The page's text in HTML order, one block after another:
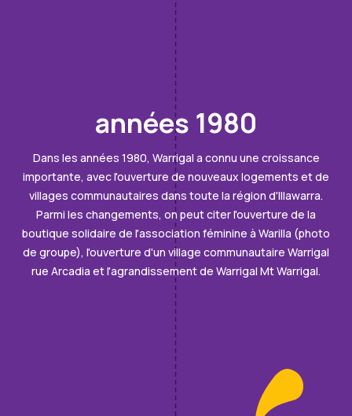
années 1980
Dans les années 1980, Warrigal a connu une croissance
importante, avec l'ouverture de nouveaux logements et de
villages communautaires dans toute la région d'Illawarra.
Parmi les changements, on peut citer l'ouverture de la
boutique solidaire de l'association féminine à Warilla (photo
de groupe), l'ouverture d'un village communautaire Warrigal
rue Arcadia et l'agrandissement de Warrigal Mt Warrigal.